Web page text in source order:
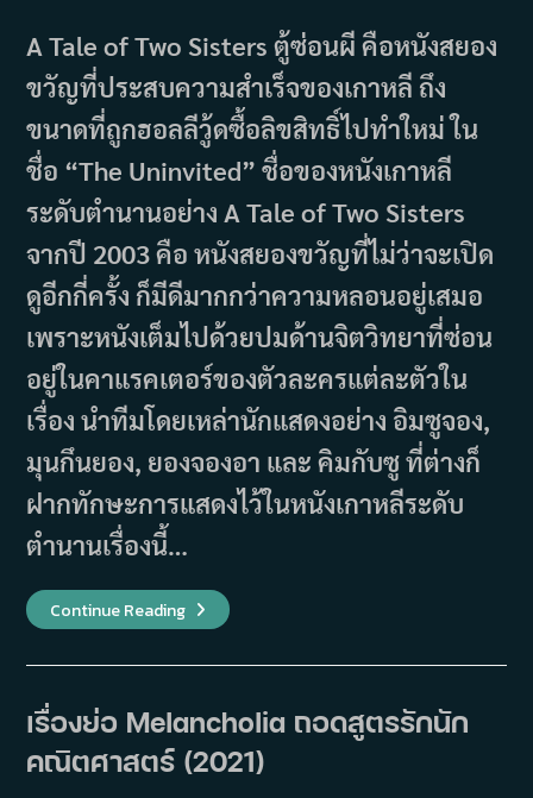
A Tale of Two Sisters ตู้ซ่อนผี คือหนังสยอง
ขวัญที่ประสบความสำเร็จของเกาหลี ถึง
ขนาดที่ถูกฮอลลีวู้ดซื้อลิขสิทธิ์ไปทำใหม่ ใน
ชื่อ “The Uninvited” ชื่อของหนังเกาหลี
ระดับตำนานอย่าง A Tale of Two Sisters
จากปี 2003 คือ หนังสยองขวัญที่ไม่ว่าจะเปิด
ดูอีกกี่ครั้ง ก็มีดีมากกว่าความหลอนอยู่เสมอ
เพราะหนังเต็มไปด้วยปมด้านจิตวิทยาที่ซ่อน
อยู่ในคาแรคเตอร์ของตัวละครแต่ละตัวใน
เรื่อง นำทีมโดยเหล่านักแสดงอย่าง อิมซูจอง,
มุนกึนยอง, ยองจองอา และ คิมกับซู ที่ต่างก็
ฝากทักษะการแสดงไว้ในหนังเกาหลีระดับ
ตำนานเรื่องนี้…
Continue Readingเรื่อง
ย่อ
Tale
Sisters
ตู้
ซ่อน
ผี
เรื่องย่อ Melancholia ถอดสูตรรักนัก
คณิตศาสตร์ (2021)